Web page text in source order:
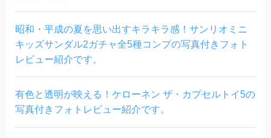
昭和・平成の夏を思い出すキラキラ感！サンリオミニ
キッズサンダル2ガチャ全5種コンプの写真付きフォト
レビュー紹介です。
有色と透明が映える！ケローネン ザ・カプセルトイ5の
写真付きフォトレビュー紹介です。